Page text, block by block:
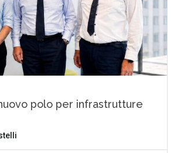
polo per infrastrutture